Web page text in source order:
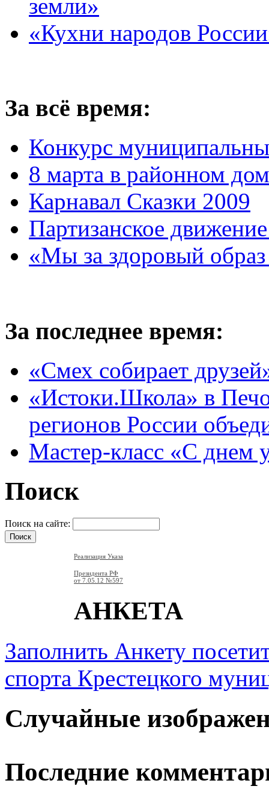
земли»
«Кухни народов
За всё время:
Конкурс
8 марта в районном
Карнавал Сказки 2009
Партизанское
«Мы за здоровый
За последнее время:
«Смех собирает
«Истоки.Школа» в
регионов России
Мастер-класс «С днем
Поиск
Поиск на сайте:
Реализация Указа
Президента РФ
от 7.05.12 №597
АНКЕТА
Заполнить Анкету
спорта Крестецкого
Случайные
Последние